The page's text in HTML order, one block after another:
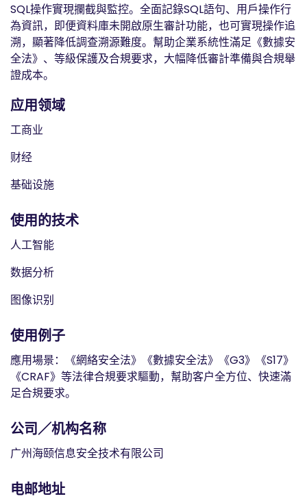
SQL操作實現攔截與監控。全面記錄SQL語句、用戶操作行
為資訊，即便資料庫未開啟原生審計功能，也可實現操作追
溯，顯著降低調查溯源難度。幫助企業系統性滿足《數據安
全法》、等級保護及合規要求，大幅降低審計準備與合規舉
證成本。
应用领域
工商业
财经
基础设施
使用的技术
人工智能
数据分析
图像识别
使用例子
應用場景：《網絡安全法》《數據安全法》《G3》《S17》
《CRAF》等法律合規要求驅動，幫助客户全方位、快速滿
足合規要求。
公司／机构名称
广州海颐信息安全技术有限公司
电邮地址